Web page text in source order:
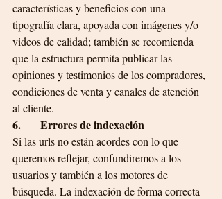
características y beneficios con una
tipografía clara, apoyada con imágenes y/o
videos de calidad; también se recomienda
que la estructura permita publicar las
opiniones y testimonios de los compradores,
condiciones de venta y canales de atención
al cliente.
6.       Errores de indexación
Si las urls no están acordes con lo que
queremos reflejar, confundiremos a los
usuarios y también a los motores de
búsqueda. La indexación de forma correcta